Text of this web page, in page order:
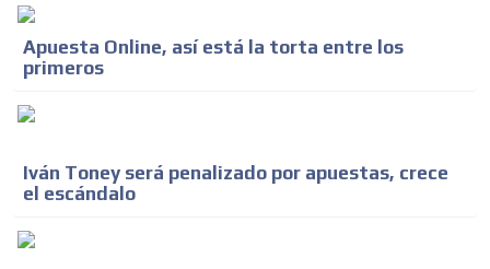
Apuesta Online, así está la torta entre los
primeros
Iván Toney será penalizado por apuestas, crece
el escándalo